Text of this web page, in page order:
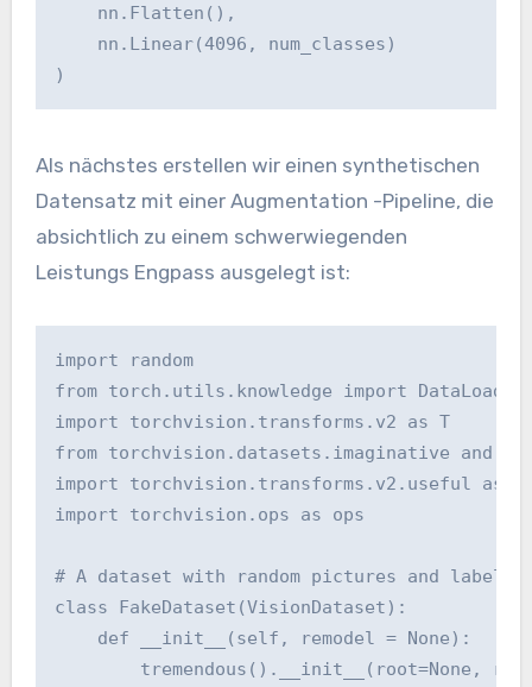
    nn.Flatten(),
    nn.Linear(4096, num_classes)
)
Als nächstes erstellen wir einen synthetischen
Datensatz mit einer Augmentation -Pipeline, die
absichtlich zu einem schwerwiegenden
Leistungs Engpass ausgelegt ist:
import random
from torch.utils.knowledge import DataLoader
import torchvision.transforms.v2 as T
from torchvision.datasets.imaginative and
import torchvision.transforms.v2.useful as F
import torchvision.ops as ops
# A dataset with random pictures and labels
class FakeDataset(VisionDataset):
    def __init__(self, remodel = None):
tremendous().__init__(root=None,